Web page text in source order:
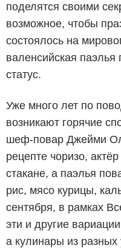
поделятся своими
возможное, чтобы
состоялось на
валенсийская
статус.
Уже много лет по
возникают горячие
шеф-повар Джейми
рецепте чоризо,
стакане, а паэлья
рис, мясо курицы,
сентября, в рамках
эти и другие
а кулинары из